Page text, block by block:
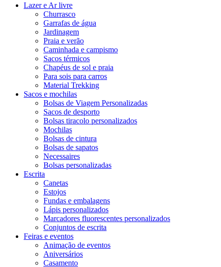
Lazer e Ar livre
Churrasco
Garrafas de água
Jardinagem
Praia e verão
Caminhada e campismo
Sacos térmicos
Chapéus de sol e praia
Para sois para carros
Material Trekking
Sacos e mochilas
Bolsas de Viagem Personalizadas
Sacos de desporto
Bolsas tiracolo personalizados
Mochilas
Bolsas de cintura
Bolsas de sapatos
Necessaires
Bolsas personalizadas
Escrita
Canetas
Estojos
Fundas e embalagens
Lápis personalizados
Marcadores fluorescentes personalizados
Conjuntos de escrita
Feiras e eventos
Animação de eventos
Aniversários
Casamento